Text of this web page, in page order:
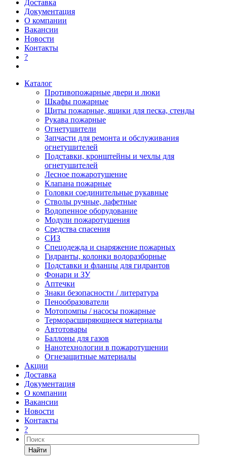
Доставка
Документация
О компании
Вакансии
Новости
Контакты
?
Каталог
Противопожарные двери и люки
Шкафы пожарные
Щиты пожарные, ящики для песка, стенды
Рукава пожарные
Огнетушители
Запчасти для ремонта и обслуживания
огнетушителей
Подставки, кронштейны и чехлы для
огнетушителей
Лесное пожаротушение
Клапана пожарные
Головки соединительные рукавные
Стволы ручные, лафетные
Водопенное оборудование
Модули пожаротушения
Средства спасения
СИЗ
Спецодежда и снаряжение пожарных
Гидранты, колонки водоразборные
Подставки и фланцы для гидрантов
Фонари и ЗУ
Аптечки
Знаки безопасности / литература
Пенообразователи
Мотопомпы / насосы пожарные
Терморасширяющиеся материалы
Автотовары
Баллоны для газов
Нанотехнологии в пожаротушении
Огнезащитные материалы
Акции
Доставка
Документация
О компании
Вакансии
Новости
Контакты
?
Найти